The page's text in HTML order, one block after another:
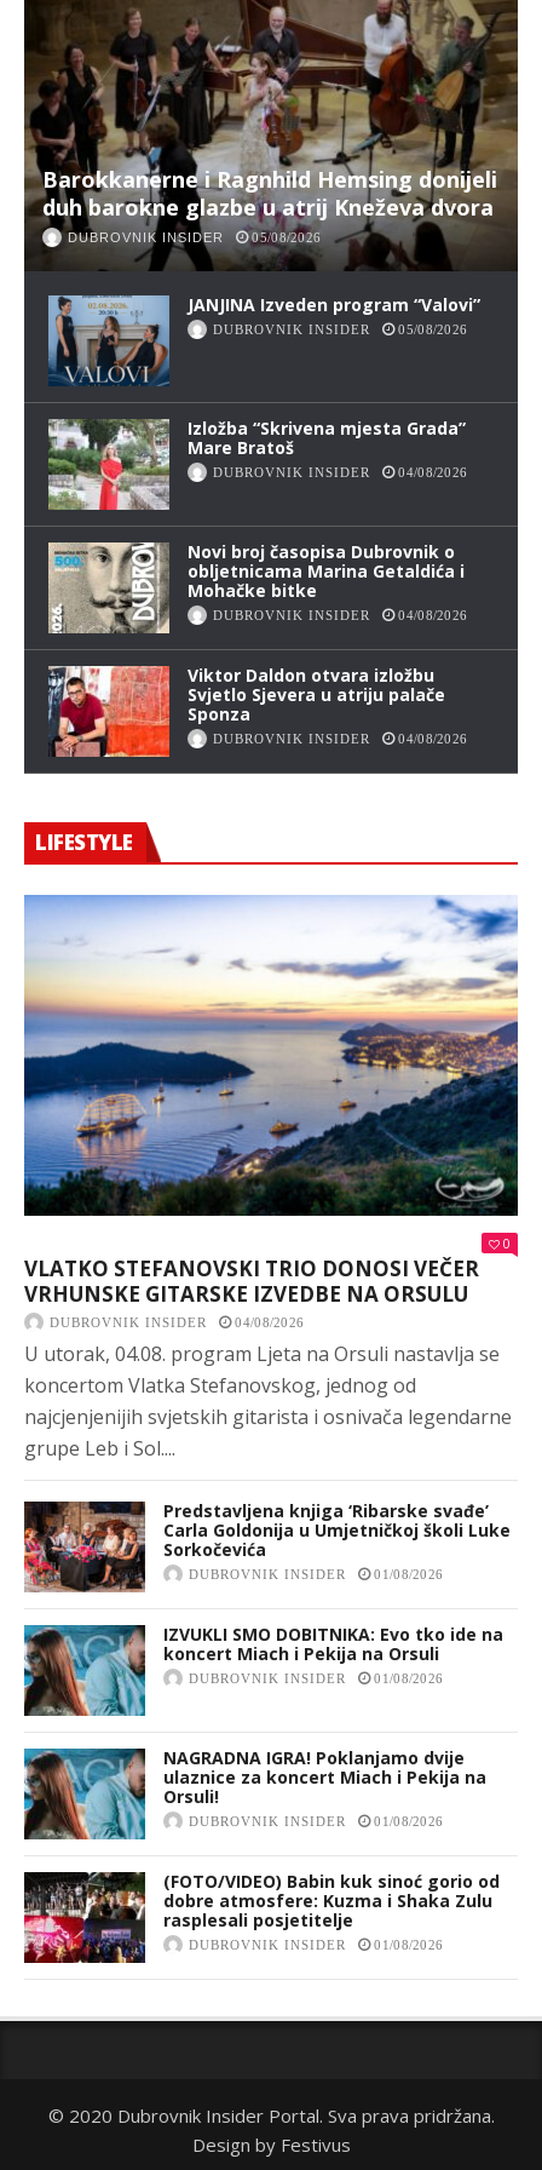
Barokkanerne i Ragnhild Hemsing donijeli
duh barokne glazbe u atrij Kneževa dvora
DUBROVNIK INSIDER 05/08/2026
JANJINA Izveden program “Valovi”
DUBROVNIK INSIDER 05/08/2026
Izložba “Skrivena mjesta Grada”
Mare Bratoš
DUBROVNIK INSIDER 04/08/2026
Novi broj časopisa Dubrovnik o
obljetnicama Marina Getaldića i
Mohačke bitke
DUBROVNIK INSIDER 04/08/2026
Viktor Daldon otvara izložbu
Svjetlo Sjevera u atriju palače
Sponza
DUBROVNIK INSIDER 04/08/2026
LIFESTYLE
0
VLATKO STEFANOVSKI TRIO DONOSI VEČER
VRHUNSKE GITARSKE IZVEDBE NA ORSULU
DUBROVNIK INSIDER 04/08/2026
U utorak, 04.08. program Ljeta na Orsuli nastavlja se
koncertom Vlatka Stefanovskog, jednog od
najcjenjenijih svjetskih gitarista i osnivača legendarne
grupe Leb i Sol....
Predstavljena knjiga ‘Ribarske svađe’
Carla Goldonija u Umjetničkoj školi Luke
Sorkočevića
DUBROVNIK INSIDER 01/08/2026
IZVUKLI SMO DOBITNIKA: Evo tko ide na
koncert Miach i Pekija na Orsuli
DUBROVNIK INSIDER 01/08/2026
NAGRADNA IGRA! Poklanjamo dvije
ulaznice za koncert Miach i Pekija na
Orsuli!
DUBROVNIK INSIDER 01/08/2026
(FOTO/VIDEO) Babin kuk sinoć gorio od
dobre atmosfere: Kuzma i Shaka Zulu
rasplesali posjetitelje
DUBROVNIK INSIDER 01/08/2026
© 2020 Dubrovnik Insider Portal. Sva prava pridržana.
Design by Festivus